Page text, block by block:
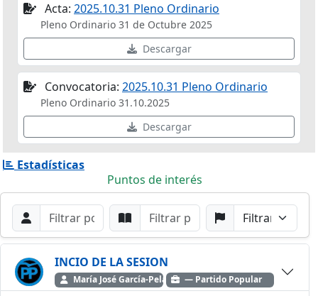
Acta: 2025.10.31 Pleno Ordinario
Pleno Ordinario 31 de Octubre 2025
Descargar
Convocatoria: 2025.10.31 Pleno Ordinario
Pleno Ordinario 31.10.2025
Descargar
Estadísticas
Puntos de interés
Filtros de búsqueda
Buscar por OradorBuscar por Punto Buscar por Partido
Buscar
INCIO DE LA SESION
María José García-Pelayo Jurado. P.P.— Partido Popular